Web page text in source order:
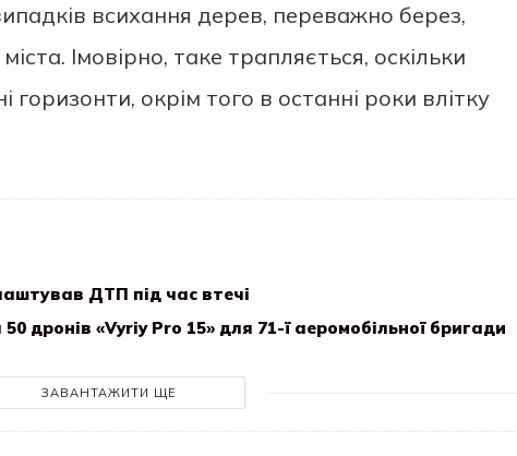
всихання дерев, переважно берез,
Імовірно, таке трапляється, оскільки
горизонти, окрім того в останні роки влітку
ДТП під час втечі
дронів «Vyriy Pro 15» для 71-ї аеромобільної бригади
ЗАВАНТАЖИТИ ЩЕ